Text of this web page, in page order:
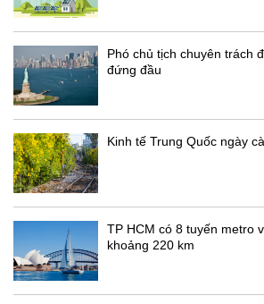
Phó chủ tịch chuyên trách
đứng đầu
Kinh tế Trung Quốc ngày
TP HCM có 8 tuyến metro
khoảng 220 km